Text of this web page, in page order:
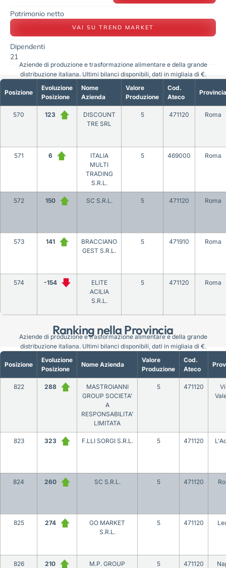
Patrimonio netto
VAI SU TREND MARKET
Dipendenti
21
Ranking nella Provincia
Posizione
Evoluzione
Posizione
Nome
Azienda
Valore
Produzione
Cod.
Ateco
Provincia
570 123
DISCOUNT
TRE SRL
5 471120 Roma
571 6
ITALIA
MULTI
TRADING
S.R.L.
5 469000 Roma
572 150 SC S.R.L. 5 471120 Roma
573 141
BRACCIANO
GEST S.R.L.
5 471910 Roma
574 -154
ELITE
ACILIA
S.R.L.
5 471120 Roma
Aziende di produzione e trasformazione alimentare e della grande
distribuzione italiana. Ultimi bilanci disponibili, dati in migliaia di €.
Posizione
Evoluzione
Posizione
Nome Azienda
Valore
Produzione
Cod.
Ateco
822 288
MASTROIANNI
GROUP SOCIETA’
A
RESPONSABILITA’
LIMITATA
5 471120
823 323 F.LLI SORGI S.R.L. 5 471120
824 260 SC S.R.L. 5 471120
825 274
GO MARKET
S.R.L.
5 471120
826 210
M.P. GROUP
5 471120
Aziende di produzione e trasformazione alimentare e della grande
distribuzione italiana. Ultimi bilanci disponibili, dati in migliaia di €.